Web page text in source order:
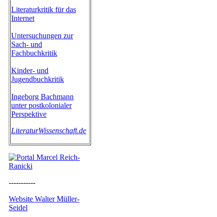
Literaturkritik für das
Internet
Untersuchungen zur
Sach- und
Fachbuchkritik
Kinder- und
Jugendbuchkritik
Ingeborg Bachmann
unter postkolonialer
Perspektive
LiteraturWissenschaft.de
-----------
Website Walter Müller-
Seidel